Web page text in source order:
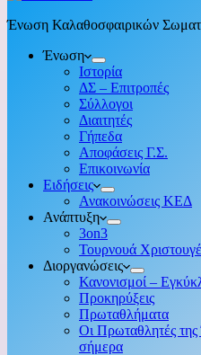
Ένωση Καλαθοσφαιρικών
Ένωση
Ιστορία
ΔΣ – Επιτροπές
Σύλλογοι
Διαιτητές
Γήπεδα
Αποφάσεις Γ.Σ.
Επικοινωνία
Ειδήσεις
Ανακοινώσεις ΚΕΔ
Ανάπτυξη
3on3
Τουρνουά
Διοργανώσεις
Κανονισμοί –
Προκηρύξεις
Πρωταθλήματα
Οι Πρωταθλητές
σήμερα